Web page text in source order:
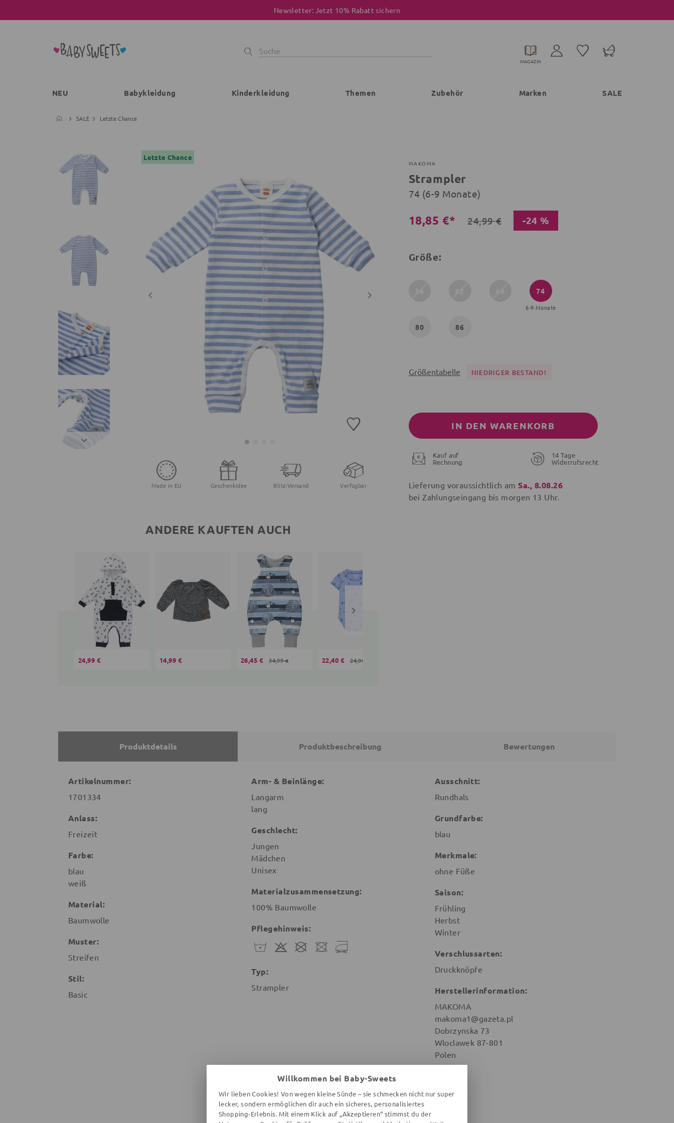
Newsletter: Jetzt 10% Rabatt sichern
MAGAZIN
NEU Babykleidung Kinderkleidung Themen Zubehör Marken SALE
SALE Letzte Chance
Letzte Chance
Made in EU Geschenkidee Blitz-Versand Verfügbar
ANDERE KAUFTEN AUCH
24,99 € 14,99 € 26,45 € 34,99 € 22,40 € 24,90 €
MAKOMA
Strampler
74 (6-9 Monate)
18,85 €* 24,99 € -24 %
Größe:
74
6-9 Monate
80 86
Größentabelle NIEDRIGER BESTAND!
IN DEN WARENKORB
Kauf auf
Rechnung
14 Tage
Widerrufsrecht
Lieferung voraussichtlich am Sa., 8.08.26
bei Zahlungseingang bis morgen 13 Uhr.
Produktdetails Produktbeschreibung Bewertungen
Artikelnummer:
1701334
Anlass:
Freizeit
Farbe:
blau
weiß
Material:
Baumwolle
Muster:
Streifen
Stil:
Basic
Arm- & Beinlänge:
Langarm
lang
Geschlecht:
Jungen
Mädchen
Unisex
Materialzusammensetzung:
100% Baumwolle
Pflegehinweis:
Typ:
Strampler
Ausschnitt:
Rundhals
Grundfarbe:
blau
Merkmale:
ohne Füße
Saison:
Frühling
Herbst
Winter
Verschlussarten:
Druckknöpfe
Herstellerinformation:
MAKOMA
makoma1@gazeta.pl
Dobrzynska 73
Wloclawek 87-801
Polen
Willkommen bei Baby-Sweets
Wir lieben Cookies! Von wegen kleine Sünde – sie schmecken nicht nur super
lecker, sondern ermöglichen dir auch ein sicheres, personalisiertes
Shopping-Erlebnis. Mit einem Klick auf „Akzeptieren“ stimmst du der